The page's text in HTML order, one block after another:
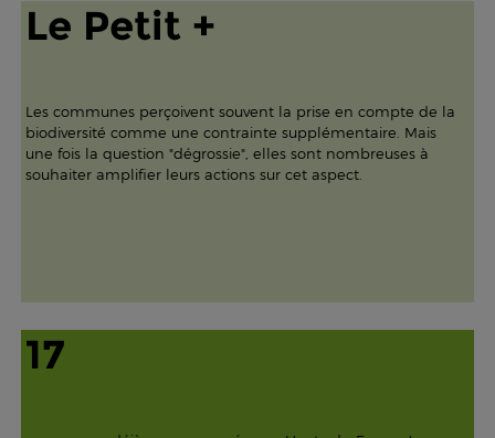
Le Petit +
Les communes perçoivent souvent la prise en compte de la
biodiversité comme une contrainte supplémentaire. Mais
une fois la question "dégrossie", elles sont nombreuses à
souhaiter amplifier leurs actions sur cet aspect.
17